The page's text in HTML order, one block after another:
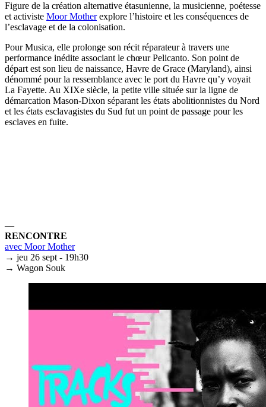
Figure de la création alternative étasunienne, la musicienne, poétesse
et activiste Moor Motherexplore l’histoire et les conséquences de
l’esclavage et de la colonisation.
Pour Musica, elle prolonge son récit réparateur à travers une
performance inédite associant le chœur Pelicanto. Son point de
départ est son lieu de naissance, Havre de Grace (Maryland), ainsi
dénommé pour la ressemblance avec le port du Havre qu’y voyait
La Fayette. Au XIXe siècle, la petite ville située sur la ligne de
démarcation Mason-Dixon séparant les états abolitionnistes du Nord
et les états esclavagistes du Sud fut un point de passage pour les
esclaves en fuite.
—
RENCONTRE
avec Moor Mother
→ jeu 26 sept - 19h30
→ Wagon Souk